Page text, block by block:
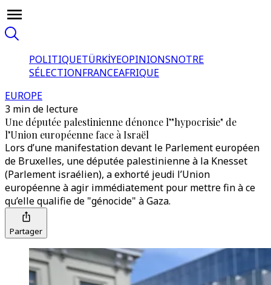
POLITIQUETÜRKİYEOPINIONSNOTRE
SÉLECTIONFRANCEAFRIQUE
EUROPE
3 min de lecture
Une députée palestinienne dénonce l’"hypocrisie" de
l’Union européenne face à Israël
Lors d’une manifestation devant le Parlement européen
de Bruxelles, une députée palestinienne à la Knesset
(Parlement israélien), a exhorté jeudi l’Union
européenne à agir immédiatement pour mettre fin à ce
qu’elle qualifie de "génocide" à Gaza.
Partager